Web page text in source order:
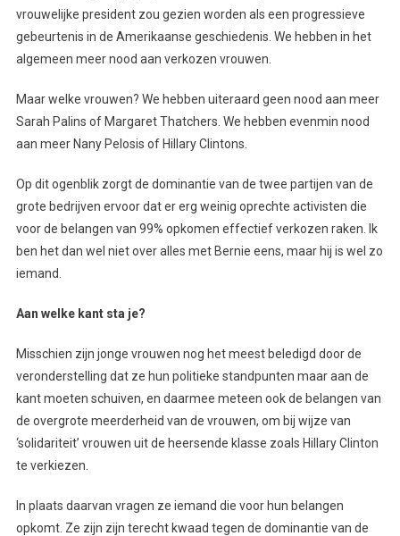
vrouwelijke president zou gezien worden als een progressieve
gebeurtenis in de Amerikaanse geschiedenis. We hebben in het
algemeen meer nood aan verkozen vrouwen.
Maar welke vrouwen? We hebben uiteraard geen nood aan meer
Sarah Palins of Margaret Thatchers. We hebben evenmin nood
aan meer Nany Pelosis of Hillary Clintons.
Op dit ogenblik zorgt de dominantie van de twee partijen van de
grote bedrijven ervoor dat er erg weinig oprechte activisten die
voor de belangen van 99% opkomen effectief verkozen raken. Ik
ben het dan wel niet over alles met Bernie eens, maar hij is wel zo
iemand.
Aan welke kant sta je?
Misschien zijn jonge vrouwen nog het meest beledigd door de
veronderstelling dat ze hun politieke standpunten maar aan de
kant moeten schuiven, en daarmee meteen ook de belangen van
de overgrote meerderheid van de vrouwen, om bij wijze van
‘solidariteit’ vrouwen uit de heersende klasse zoals Hillary Clinton
te verkiezen.
In plaats daarvan vragen ze iemand die voor hun belangen
opkomt. Ze zijn zijn terecht kwaad tegen de dominantie van de